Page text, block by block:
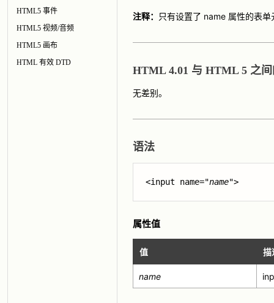
HTML5 事件
HTML5 视频/音频
HTML5 画布
HTML 有效 DTD
注释： 只有设置了 name 属性的表
HTML 4.01 与 HTML 5 之
无差别。
语法
<input name="name">
属性值
值 描
name